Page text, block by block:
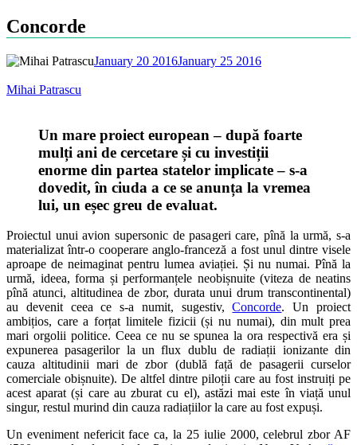
Concorde
January 20 2016January 25 2016
Mihai Patrascu
Un mare proiect european – după foarte
mulți ani de cercetare și cu investiții
enorme din partea statelor implicate – s-a
dovedit, în ciuda a ce se anunța la vremea
lui, un eșec greu de evaluat.
Proiectul unui avion supersonic de pasageri care, pînă la urmă, s-a
materializat într-o cooperare anglo-franceză a fost unul dintre visele
aproape de neimaginat pentru lumea aviației. Și nu numai. Pînă la
urmă, ideea, forma și performanțele neobișnuite (viteza de neatins
pînă atunci, altitudinea de zbor, durata unui drum transcontinental)
au devenit ceea ce s-a numit, sugestiv,Concorde. Un proiect
ambițios, care a forțat limitele fizicii (și nu numai), din mult prea
mari orgolii politice. Ceea ce nu se spunea la ora respectivă era și
expunerea pasagerilor la un flux dublu de radiații ionizante din
cauza altitudinii mari de zbor (dublă față de pasagerii curselor
comerciale obișnuite). De altfel dintre piloții care au fost instruiți pe
acest aparat (și care au zburat cu el), astăzi mai este în viață unul
singur, restul murind din cauza radiațiilor la care au fost expuși.
Un eveniment nefericit face ca, la 25 iulie 2000, celebrul zbor AF